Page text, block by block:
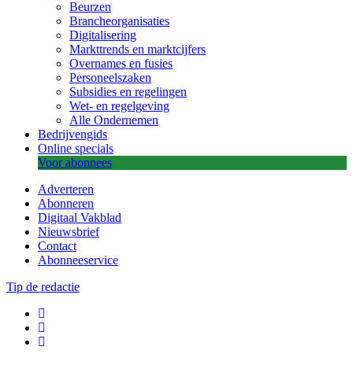
Beurzen
Brancheorganisaties
Digitalisering
Markttrends en marktcijfers
Overnames en fusies
Personeelszaken
Subsidies en regelingen
Wet- en regelgeving
Alle Ondernemen
Bedrijvengids
Online specials
Voor abonnees
Adverteren
Abonneren
Digitaal Vakblad
Nieuwsbrief
Contact
Abonneeservice
Tip de redactie